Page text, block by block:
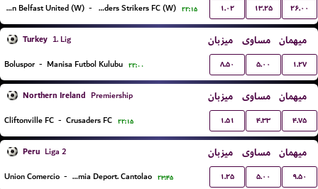
Glentoran Belfast United (W) - Crusaders Strikers FC (W) ۲۲:۱۵ ۱.۰۲ ۱۳.۲۵ ۲۶.۰۰
Turkey 1. Lig میزبان مساوی میهمان
Boluspor - Manisa Futbol Kulubu ۲۲:۰۰ ۸.۵۰ ۵.۰۰ ۱.۲۷
Northern Ireland Premiership میزبان مساوی میهمان
Cliftonville FC - Crusaders FC ۲۲:۱۵ ۱.۵۱ ۴.۳۳ ۴.۷۵
Peru Liga 2 میزبان مساوی میهمان
Union Comercio - Academia Deport. Cantolao ۲۳:۴۵ ۱.۲۵ ۵.۰۰ ۹.۵۰